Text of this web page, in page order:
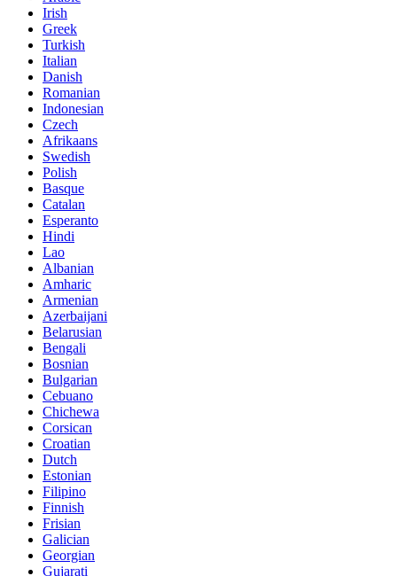
Irish
Greek
Turkish
Italian
Danish
Romanian
Indonesian
Czech
Afrikaans
Swedish
Polish
Basque
Catalan
Esperanto
Hindi
Lao
Albanian
Amharic
Armenian
Azerbaijani
Belarusian
Bengali
Bosnian
Bulgarian
Cebuano
Chichewa
Corsican
Croatian
Dutch
Estonian
Filipino
Finnish
Frisian
Galician
Georgian
Gujarati